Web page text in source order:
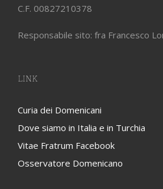
C.F. 00827210378
Responsabile sito: fra Francesco
LINK
Curia dei Domenicani
Dove siamo in Italia e in Turchia
Vitae Fratrum Facebook
Osservatore Domenicano